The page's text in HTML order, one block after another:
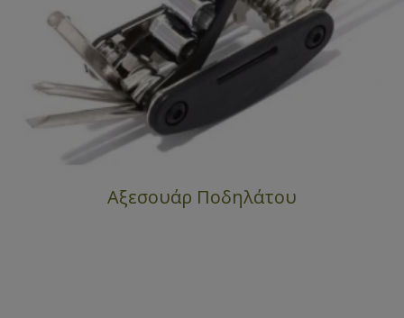
Αξεσουάρ Ποδηλάτου